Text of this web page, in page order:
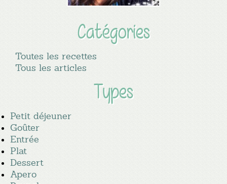
Catégories
Toutes les recettes
Tous les articles
Types
Petit déjeuner
Goûter
Entrée
Plat
Dessert
Apero